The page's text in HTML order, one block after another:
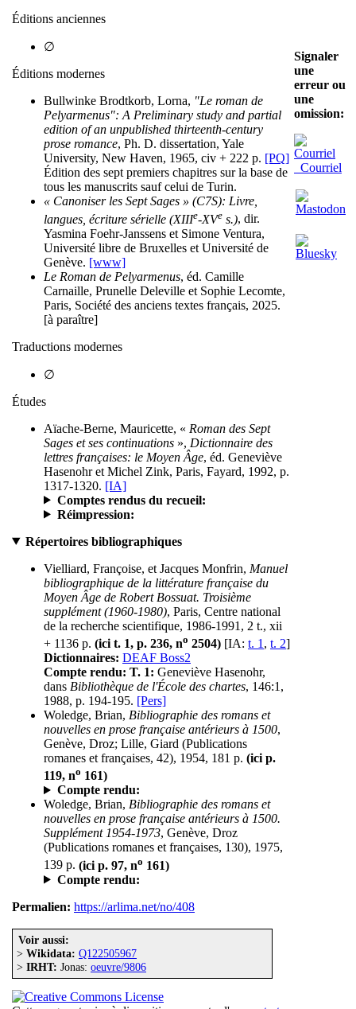
Éditions anciennes
∅
Éditions modernes
Bullwinke Brodtkorb, Lorna, "Le roman de
Pelyarmenus": A Preliminary study and partial
edition of an unpublished thirteenth-century
prose romance, Ph. D. dissertation, Yale
University, New Haven, 1965, civ + 222 p. [PQ]
Édition des sept premiers chapitres sur la base de
tous les manuscrits sauf celui de Turin.
« Canoniser les Sept Sages » (C7S): Livre,
langues, écriture sérielle (XIIIe-XVe s.), dir.
Yasmina Foehr-Janssens et Simone Ventura,
Université libre de Bruxelles et Université de
Genève. [www]
Le Roman de Pelyarmenus, éd. Camille
Carnaille, Prunelle Deleville et Sophie Lecomte,
Paris, Société des anciens textes français, 2025.
[à paraître]
Traductions modernes
∅
Études
Aïache-Berne, Mauricette, « Roman des Sept
Sages et ses continuations », Dictionnaire des
lettres françaises: le Moyen Âge, éd. Geneviève
Hasenohr et Michel Zink, Paris, Fayard, 1992, p.
1317-1320. [IA]
Comptes rendus du recueil:
Réimpression:
Répertoires bibliographiques
Vielliard, Françoise, et Jacques Monfrin, Manuel
bibliographique de la littérature française du
Moyen Âge de Robert Bossuat. Troisième
supplément (1960-1980), Paris, Centre national
de la recherche scientifique, 1986-1991, 2 t., xii
+ 1136 p. (ici t. 1, p. 236, no 2504) [IA: t. 1 , t. 2]
Dictionnaires: DEAF Boss2
Compte rendu: T. 1: Geneviève Hasenohr,
dans Bibliothèque de l'École des chartes, 146:1,
1988, p. 194-195. [Pers]
Woledge, Brian, Bibliographie des romans et
nouvelles en prose française antérieurs à 1500,
Genève, Droz; Lille, Giard (Publications
romanes et françaises, 42), 1954, 181 p. (ici p.
119, no 161)
Compte rendu:
Woledge, Brian, Bibliographie des romans et
nouvelles en prose française antérieurs à 1500.
Supplément 1954-1973, Genève, Droz
(Publications romanes et françaises, 130), 1975,
139 p. (ici p. 97, no 161)
Compte rendu:
Permalien: https://arlima.net/no/408
Voir aussi:
> Wikidata: Q122505967
> IRHT: Jonas: oeuvre/9806
Signaler
une
erreur ou
une
omission:
Courriel